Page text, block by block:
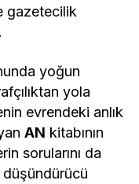
gazetecilik
yoğun
yola
evrendeki anlık
AN kitabının
sorularını da
düşündürücü